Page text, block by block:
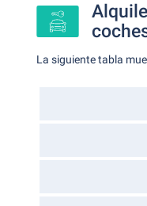
La siguiente tabla